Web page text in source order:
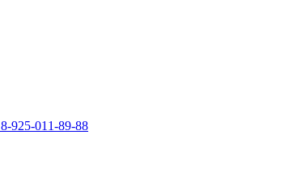
8-925-011-89-88